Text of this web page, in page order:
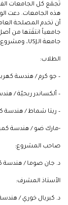
تَجمَع كل الجامعات
هذه الجامعات. دعت
جامعة الـUSJ، ومشروع Cobot-19 هو إحداها، كما هو موضوعنا اليوم.
الطلاب:
– جو كرم / هندسة
– ألكساندر ربحيّة /
– ريتا شماط / هندسة
-مارك ضو / هندسة
صاحب المشروع:
د. جان صوما / هندسة
الأستاذ المشرف:
د. كبريال خوري /